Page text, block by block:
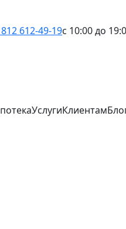
612-49-19с 10:00 до
УслугиКлиентам